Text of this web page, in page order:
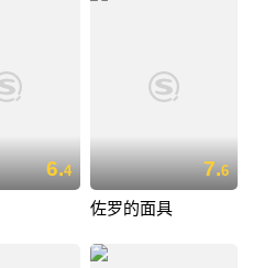
6.4 7.6
佐罗的面具